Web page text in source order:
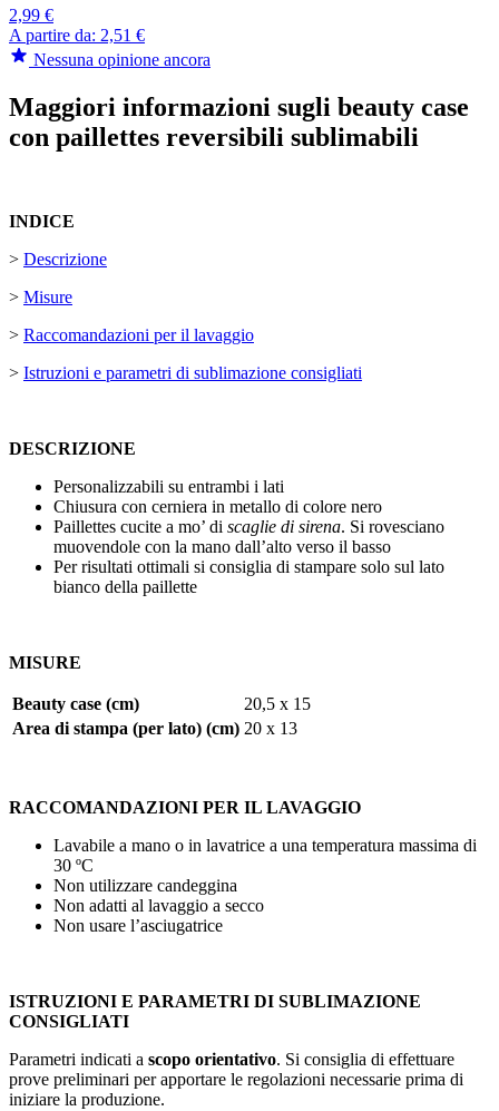
2,99 €
A partire da: 2,51 €
Nessuna opinione ancora
Maggiori informazioni sugli beauty case
con paillettes reversibili sublimabili
INDICE
> Descrizione
> Misure
> Raccomandazioni per il lavaggio
> Istruzioni e parametri di sublimazione consigliati
DESCRIZIONE
Personalizzabili su entrambi i lati
Chiusura con cerniera in metallo di colore nero
Paillettes cucite a mo’ di scaglie di sirena. Si rovesciano
muovendole con la mano dall’alto verso il basso
Per risultati ottimali si consiglia di stampare solo sul lato
bianco della paillette
MISURE
Beauty case (cm)
20,5 x 15
Area di stampa (per lato) (cm) 20 x 13
RACCOMANDAZIONI PER IL LAVAGGIO
Lavabile a mano o in lavatrice a una temperatura massima di
30 ºC
Non utilizzare candeggina
Non adatti al lavaggio a secco
Non usare l’asciugatrice
ISTRUZIONI E PARAMETRI DI SUBLIMAZIONE
CONSIGLIATI
Parametri indicati a scopo orientativo. Si consiglia di effettuare
prove preliminari per apportare le regolazioni necessarie prima di
iniziare la produzione.